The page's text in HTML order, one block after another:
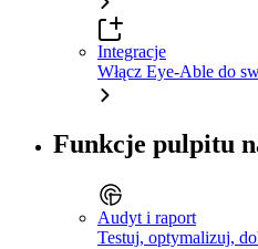
Integracje
Włącz Eye-Able do
Funkcje pulpitu
Audyt i raport
Testuj, optymalizuj,